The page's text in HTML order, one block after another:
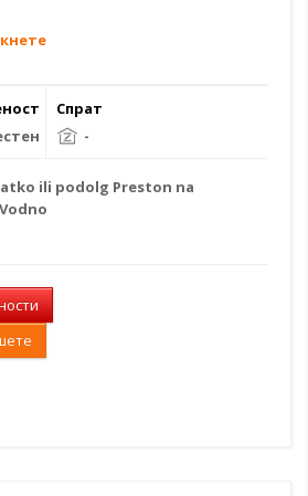
Спрат
-
ili podolg Preston na